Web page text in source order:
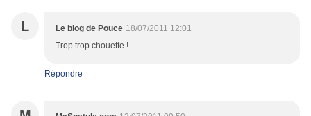
L Le blog de Pouce 18/07/2011 12:01
Trop trop chouette !
Répondre